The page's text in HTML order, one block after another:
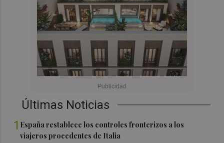
Últimas Noticias
1 España restablece los controles fronterizos a los
viajeros procedentes de Italia